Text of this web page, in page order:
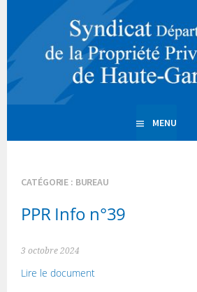
contenu
principal
PPR 31 |
Rurale de la
MENU
CATÉGORIE : BUREAU
PPR Info n°39
3 octobre 2024
Lire le document